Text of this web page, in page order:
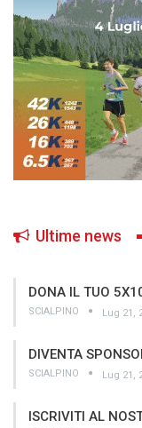
Ultime news
DONA IL TUO
SCIALPINO Lug 21,
DIVENTA
SCIALPINO Lug 21,
ISCRIVITI AL